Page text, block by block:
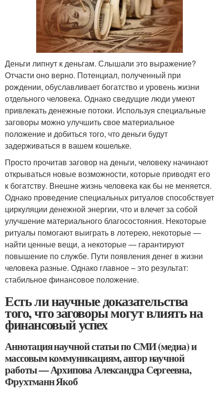
Деньги липнут к деньгам. Слышали это выражение?
Отчасти оно верно. Потенциал, полученный при
рождении, обуславливает богатство и уровень жизни
отдельного человека. Однако сведущие люди умеют
привлекать денежные потоки. Используя специальные
заговоры можно улучшить свое материальное
положение и добиться того, что деньги будут
задерживаться в вашем кошельке.
Просто прочитав заговор на деньги, человеку начинают
открываться новые возможности, которые приводят его
к богатству. Внешне жизнь человека как бы не меняется.
Однако проведение специальных ритуалов способствует
циркуляции денежной энергии, что и влечет за собой
улучшение материального благосостояния. Некоторые
ритуалы помогают выиграть в лотерею, некоторые —
найти ценные вещи, а некоторые — гарантируют
повышение по службе. Пути появления денег в жизни
человека разные. Однако главное – это результат:
стабильное финансовое положение.
Есть ли научные доказательства
того, что заговоры могут влиять на
финансовый успех
Аннотация научной статьи по СМИ (медиа) и
массовым коммуникациям, автор научной
работы — Архипова Александра Сергеевна,
Фрухтманн Якоб